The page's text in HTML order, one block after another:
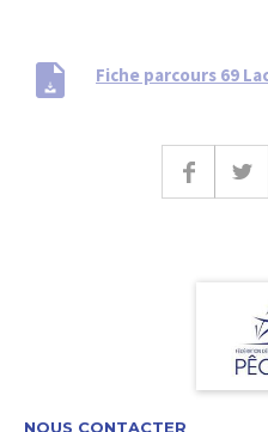
Fiche parcours 69
NOUS CONTACTER